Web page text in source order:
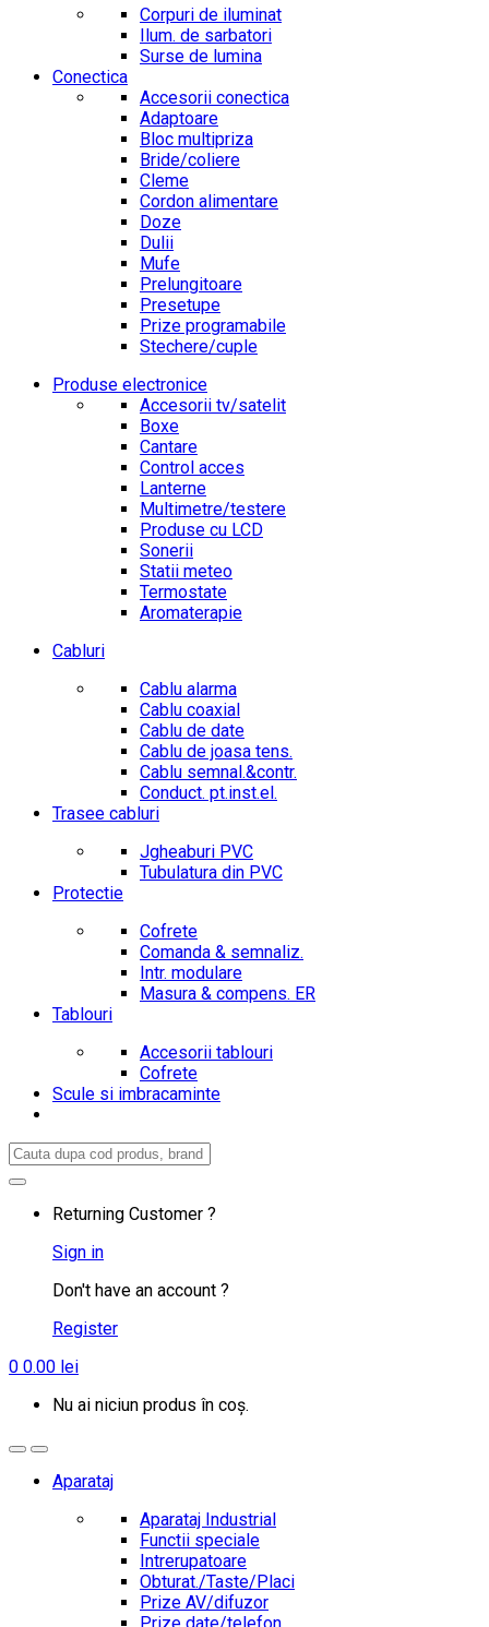
Corpuri de iluminat
Ilum. de sarbatori
Surse de lumina
Conectica
Accesorii conectica
Adaptoare
Bloc multipriza
Bride/coliere
Cleme
Cordon alimentare
Doze
Dulii
Mufe
Prelungitoare
Presetupe
Prize programabile
Stechere/cuple
Produse electronice
Accesorii tv/satelit
Boxe
Cantare
Control acces
Lanterne
Multimetre/testere
Produse cu LCD
Sonerii
Statii meteo
Termostate
Aromaterapie
Cabluri
Cablu alarma
Cablu coaxial
Cablu de date
Cablu de joasa tens.
Cablu semnal.&contr.
Conduct. pt.inst.el.
Trasee cabluri
Jgheaburi PVC
Tubulatura din PVC
Protectie
Cofrete
Comanda & semnaliz.
Intr. modulare
Masura & compens. ER
Tablouri
Accesorii tablouri
Cofrete
Scule si imbracaminte
Search
Returning Customer ?
Sign in
Don't have an account ?
Register
0 0.00 lei
Nu ai niciun produs în coș.
Aparataj
Aparataj Industrial
Functii speciale
Intrerupatoare
Obturat./Taste/Placi
Prize AV/difuzor